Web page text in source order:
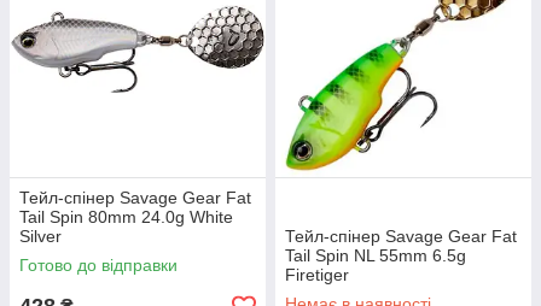
Тейл-спінер Savage Gear Fat
Tail Spin 80mm 24.0g White
Silver
Готово до відправки
Тейл-спінер Savage Gear Fat
Tail Spin NL 55mm 6.5g
Firetiger